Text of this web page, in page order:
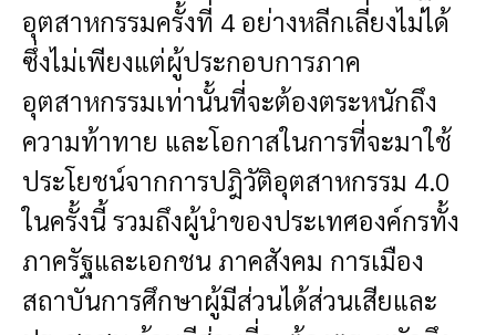
อุตสาหกรรมครั้งที่ 4 อย่างหลีกเลี่ยงไม่ได้
ซึ่งไม่เพียงแต่ผู้ประกอบการภาค
อุตสาหกรรมเท่านั้นที่จะต้องตระหนักถึง
ความท้าทาย และโอกาสในการที่จะมาใช้
ประโยชน์จากการปฎิวัติอุตสาหกรรม 4.0
ในครั้งนี้ รวมถึงผู้นำของประเทศองค์กรทั้ง
ภาครัฐและเอกชน ภาคสังคม การเมือง
สถาบันการศึกษาผู้มีส่วนได้ส่วนเสียและ